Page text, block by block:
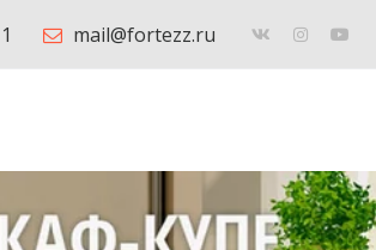
mail@fortezz.ru